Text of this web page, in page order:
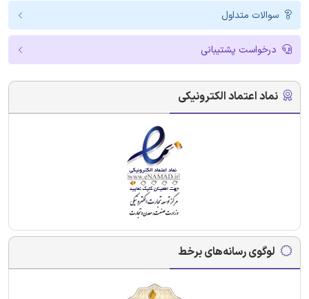
سوالات متداول
درخواست پشتیبانی
نماد اعتماد الکترونیکی
لوگوی رسانه‌های برخط